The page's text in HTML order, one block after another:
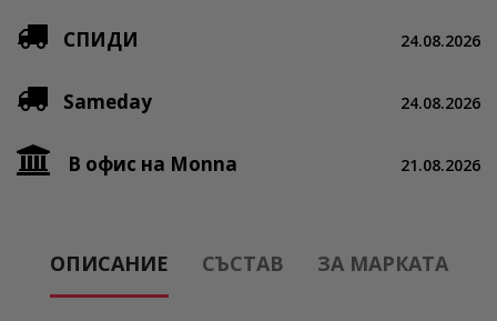
СПИДИ 24.08.2026
Sameday 24.08.2026
В офис на Monna 21.08.2026
ОПИСАНИЕ СЪСТАВ ЗА МАРКАТА